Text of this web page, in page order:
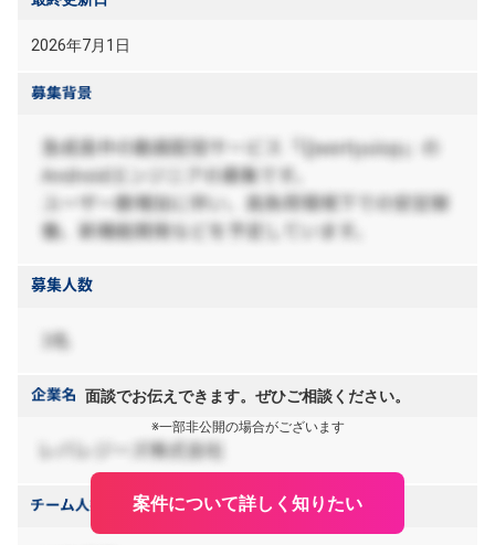
2026年7月1日
面談でお伝えできます。ぜひご相談ください。
※一部非公開の場合がございます
案件について詳しく知りたい